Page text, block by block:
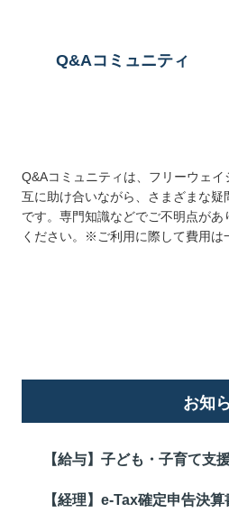
Q&Aコミュニティ
Q&Aコミュニティは、フリーウェ
互に助け合いながら、さまざまな疑
です。専門知識などでご不明点が
ください。※ご利用に際して費用は
お知
【給与】子ども・子育て支
【経理】e-Tax確定申告決算